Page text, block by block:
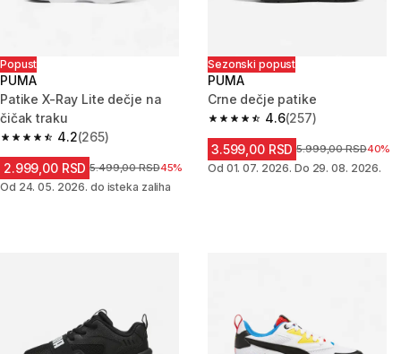
Popust
PUMA
Patike X-Ray Lite dečje na
čičak traku
4.2
4.2 od 5 zvezdica from 265 Recenzije
(265)
2.999,00 RSD Cena pre sniženja
5.499,00 RSD45%
Od 24. 05. 2026. do isteka zaliha
Sezonski popust
PUMA
Crne dečje patike
4.6
4.6 od 5 zvezdica from 257
(257)
3.599,00 RSD Cena pre sniženja
5.999,00 RSD40%
Od 01. 07. 2026. Do 29. 08. 2026.